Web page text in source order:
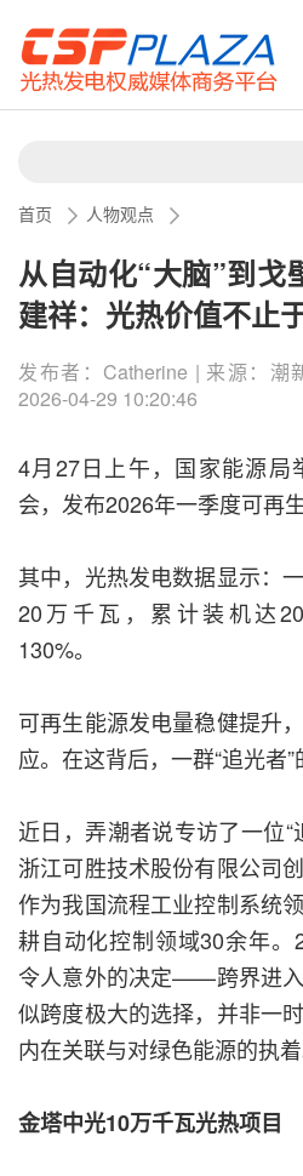
首页 人物观点
从自动化“大脑”到戈
建祥：光热价值不止
发布者：Catherine | 来源：
2026-04-29 10:20:46
4月27日上午，国家能源局
会，发布2026年一季度可再
其中，光热发电数据显示：
20万千瓦，累计装机达
130%。
可再生能源发电量稳健提升
应。在这背后，一群“追光者”
近日，弄潮者说专访了一位
浙江可胜技术股份有限公司
作为我国流程工业控制系统
耕自动化控制领域30余年
令人意外的决定——跨界进
似跨度极大的选择，并非一
内在关联与对绿色能源的执着
金塔中光10万千瓦光热项目